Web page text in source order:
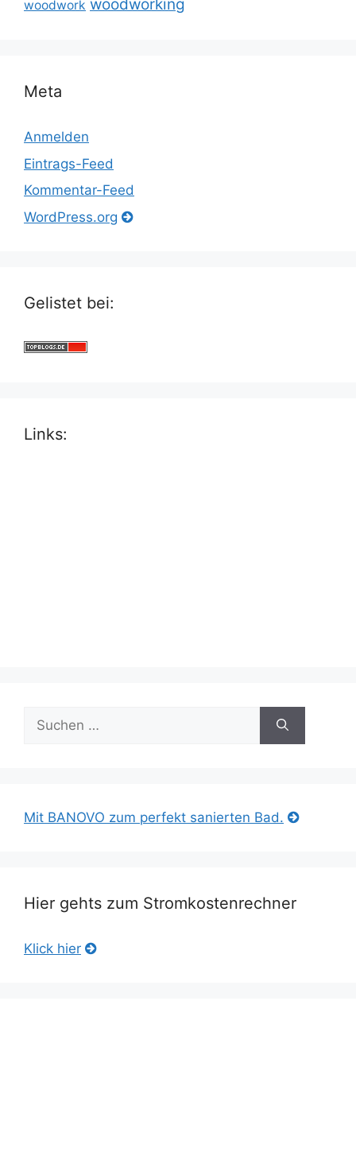
woodwork woodworking
Meta
Anmelden
Eintrags-Feed
Kommentar-Feed
WordPress.org
Gelistet bei:
Links:
nach:
Mit BANOVO zum perfekt sanierten Bad.
Hier gehts zum Stromkostenrechner
Klick hier